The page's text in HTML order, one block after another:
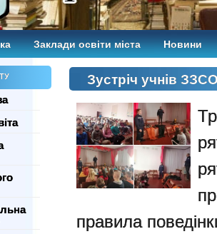
Заклади освіти міста Новини
Зустріч учнів
правила